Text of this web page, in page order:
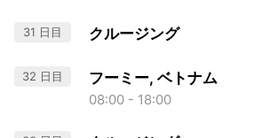
31 日目 クルージング
32 日目 フーミー, ベトナム
08:00 - 18:00